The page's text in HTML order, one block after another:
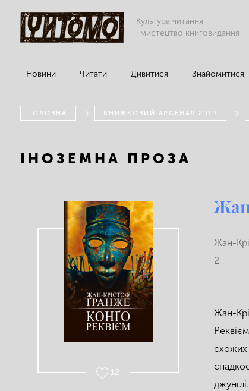
Культура читання
і мистецтво книговидання
Новини Читати Дивитися Знайомитися
ГОЛОВНА КНИЖКОВИЙ АРСЕНАЛ 2019
ІНОЗЕМНА ПРОЗА
12
Жан-
2
Жан-
схожих